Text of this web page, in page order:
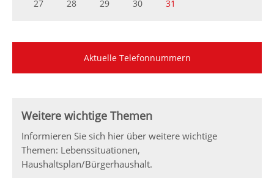
27
28 29 30 31
Aktuelle Telefonnummern
Weitere wichtige Themen
Informieren Sie sich hier über weitere wichtige
Themen: Lebenssituationen,
Haushaltsplan/Bürgerhaushalt.